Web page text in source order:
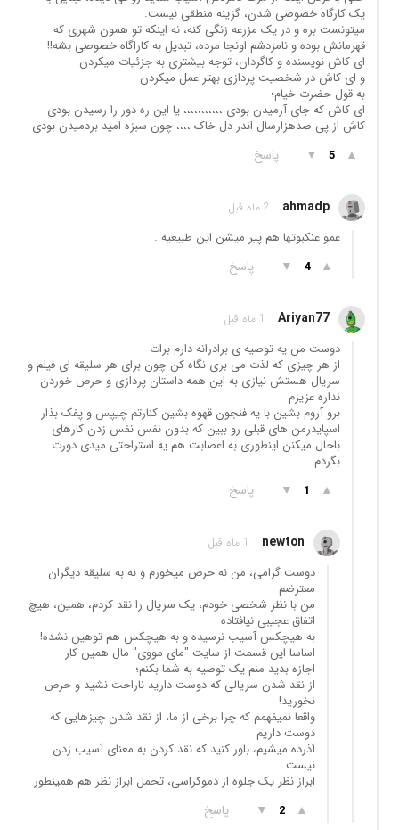
یک کارگاه خصوصی شدن، گزینه منطقی نیست.
میتونست بره و در یک مزرعه زنگی کنه، نه اینکه تو همون شهری که
قهرمانش بوده و نامزدشم اونجا مرده، تبدیل به کاراگاه خصوصی بشه!!
ای کاش نویسنده و کاگردان، توجه بیشتری به جزئیات میکردن
و ای کاش در شخصیت پردازی بهتر عمل میکردن
به قول حضرت خیام؛
ای کاش که جای آرمیدن بودی ،،،،،،،،،،، یا این ره دور را رسیدن بودی
کاش از پی صدهزارسال اندر دل خاک ،،،، چون سبزه امید بردمیدن بودی
▲
5
▼ پاسخ
ahmadp 2 ماه قبل
عمو عنکبوتها هم پیر میشن این طبیعیه .
▲
4
▼ پاسخ
Ariyan77 1 ماه قبل
دوست من یه توصیه ی برادرانه دارم برات
از هر چیزی که لذت می بری نگاه کن چون برای هر سلیقه ای فیلم و
سریال هستش نیازی به این همه داستان پردازی و حرص خوردن
نداره عزیزم
برو آروم بشین با یه فنجون قهوه بشین کنارتم چیپس و پفک بذار
اسپایدرمن های قبلی رو ببین که بدون نفس نفس زدن کارهای
باحال میکنن اینطوری به اعصابت هم یه استراحتی میدی دورت
بگردم
▲
1
▼ پاسخ
newton 1 ماه قبل
دوست گرامی، من نه حرص میخورم و نه به سلیقه دیگران
معترضم
من با نظر شخصی خودم، یک سریال را نقد کردم، همین، هیچ
اتفاق عجیبی نیافتاده
به هیچکس آسیب نرسیده و به هیچکس هم توهین نشده!
اساسا این قسمت از سایت "مای مووی" مال همین کار
اجازه بدید منم یک توصیه به شما بکنم؛
از نقد شدن سریالی که دوست دارید ناراحت نشید و حرص
نخورید!
واقعا نمیفهمم که چرا برخی از ما، از نقد شدن چیزهایی که
دوست داریم
آذرده میشیم، باور کنید که نقد کردن به معنای آسیب زدن
نیست
ابراز نظر یک جلوه از دموکراسی، تحمل ابراز نظر هم همینطور
▲
2
▼ پاسخ